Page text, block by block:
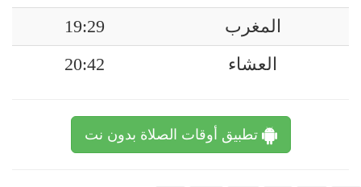
المغرب
19:29
العشاء
20:42
تطبيق أوقات الصلاة بدون نت